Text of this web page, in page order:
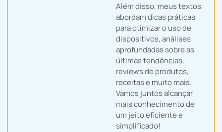
Além disso, meus textos
abordam dicas práticas
para otimizar o uso de
dispositivos, análises
aprofundadas sobre as
últimas tendências,
reviews de produtos,
receitas e muito mais.
Vamos juntos alcançar
mais conhecimento de
um jeito eficiente e
simplificado!